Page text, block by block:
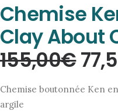
Chemise
Clay About
155,00€Le
prix
Chemise boutonnée Ken
argile